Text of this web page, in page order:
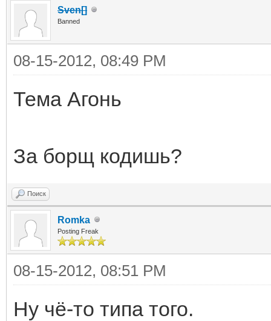
Sven[]
Banned
08-15-2012, 08:49 PM
Тема Агонь
За борщ кодишь?
Поиск
Romka
Posting Freak
08-15-2012, 08:51 PM
Ну чё-то типа того.